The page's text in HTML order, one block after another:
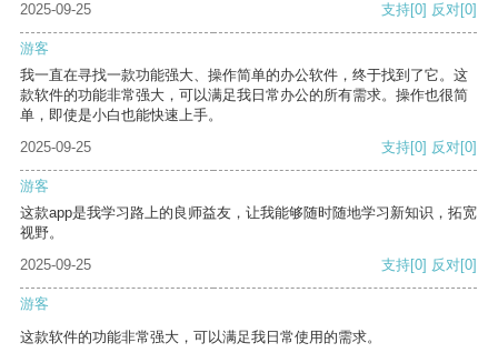
2025-09-25
支持[0] 反对[0]
游客
我一直在寻找一款功能强大、操作简单的办公软件，终于找到了它。这
款软件的功能非常强大，可以满足我日常办公的所有需求。操作也很简
单，即使是小白也能快速上手。
2025-09-25
支持[0] 反对[0]
游客
这款app是我学习路上的良师益友，让我能够随时随地学习新知识，拓宽
视野。
2025-09-25
支持[0] 反对[0]
游客
这款软件的功能非常强大，可以满足我日常使用的需求。